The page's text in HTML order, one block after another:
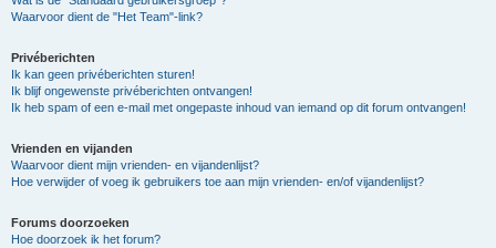
Waarvoor dient de "Het Team"-link?
Privéberichten
Ik kan geen privéberichten sturen!
Ik blijf ongewenste privéberichten ontvangen!
Ik heb spam of een e-mail met ongepaste inhoud van iemand op dit forum ontvangen!
Vrienden en vijanden
Waarvoor dient mijn vrienden- en vijandenlijst?
Hoe verwijder of voeg ik gebruikers toe aan mijn vrienden- en/of vijandenlijst?
Forums doorzoeken
Hoe doorzoek ik het forum?